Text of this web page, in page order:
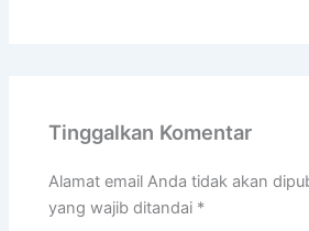
Tinggalkan Komentar
Alamat email Anda tidak akan
yang wajib ditandai *